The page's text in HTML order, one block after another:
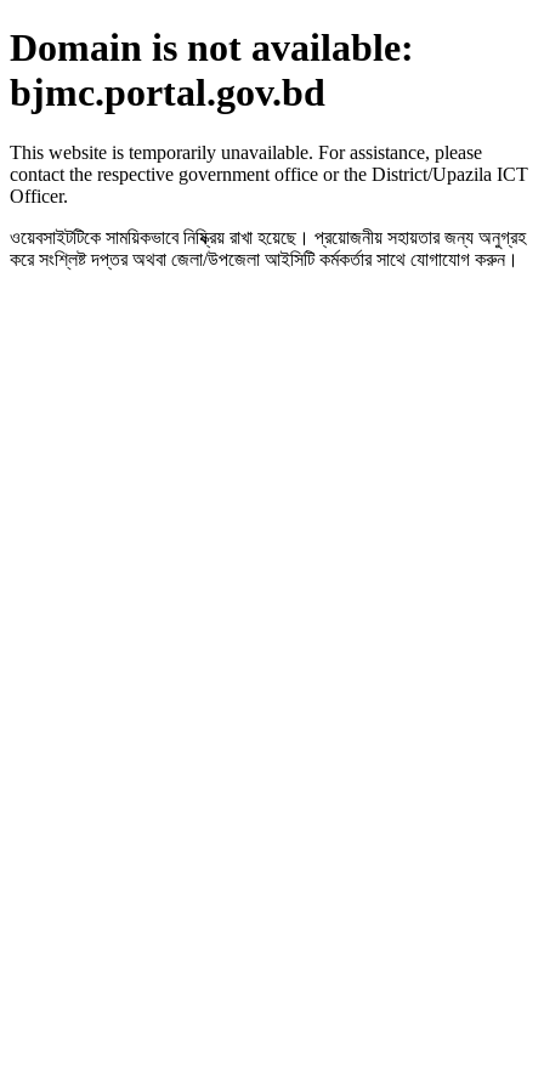
Domain is not available:
bjmc.portal.gov.bd
This website is temporarily unavailable. For assistance, please
contact the respective government office or the District/Upazila ICT
Officer.
ওয়েবসাইটটিকে সাময়িকভাবে নিষ্ক্রিয় রাখা হয়েছে। প্রয়োজনীয় সহায়তার জন্য অনুগ্রহ
করে সংশ্লিষ্ট দপ্তর অথবা জেলা/উপজেলা আইসিটি কর্মকর্তার সাথে যোগাযোগ করুন।